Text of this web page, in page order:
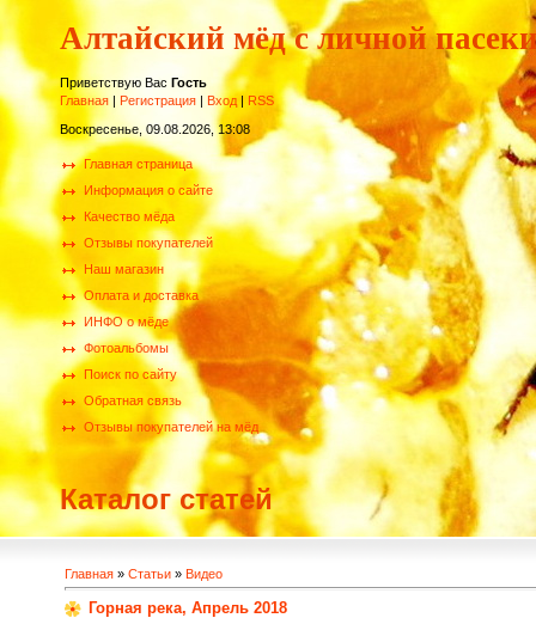
Алтайский мёд с личной
Приветствую Вас Гость
Главная | Регистрация | Вход | RSS
Воскресенье, 09.08.2026, 13:08
Главная страница
Информация о сайте
Качество мёда
Отзывы покупателей
Наш магазин
Оплата и доставка
ИНФО о мёде
Фотоальбомы
Поиск по сайту
Обратная связь
Отзывы покупателей на мёд
Каталог статей
Главная » Статьи » Видео
Горная река, Апрель 2018